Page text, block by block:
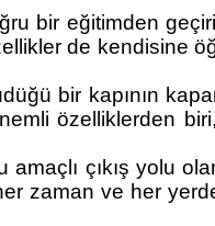
bir eğitimden
de kendisine
bir kapının
özelliklerden
çıkış yolu
zaman ve her